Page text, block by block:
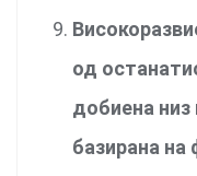
од
добиена низ
базирана на